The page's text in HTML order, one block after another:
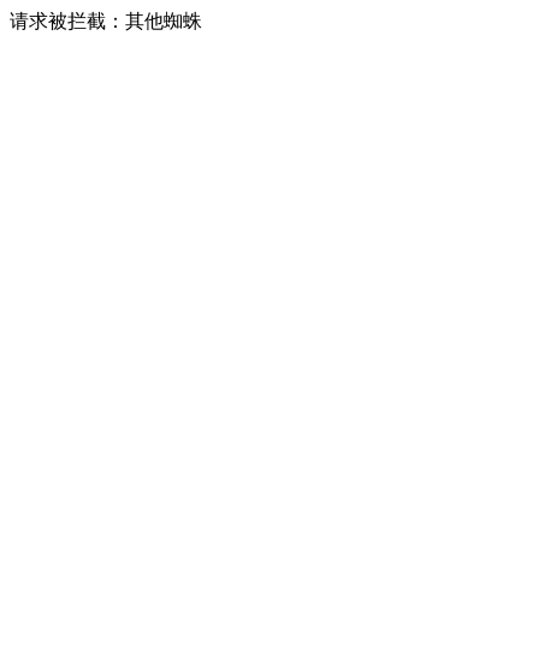
请求被拦截：其他蜘蛛